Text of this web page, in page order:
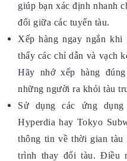
giúp bạn xác định nhanh
đổi giữa các tuyến tàu.
Xếp hàng ngay ngắn khi
thấy các chỉ dẫn và vạch
Hãy nhớ xếp hàng
những người ra khỏi tàu
Sử dụng các ứng
Hyperdia hay Tokyo
thông tin về thời gian
trình thay đổi tàu. Điều